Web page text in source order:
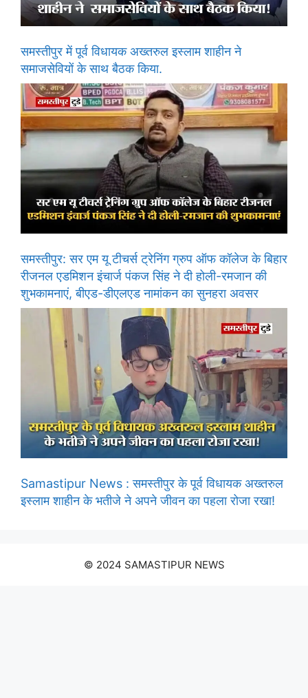
समस्तीपुर में पूर्व विधायक अख्तरुल इस्लाम शाहीन ने
समाजसेवियों के साथ बैठक किया.
समस्तीपुर: सर एम यू टीचर्स ट्रेनिंग ग्रुप ऑफ कॉलेज के बिहार
रीजनल एडमिशन इंचार्ज पंकज सिंह ने दी होली-रमजान की
शुभकामनाएं, बीएड-डीएलएड नामांकन का सुनहरा अवसर
Samastipur News : समस्तीपुर के पूर्व विधायक अख्तरुल
इस्लाम शाहीन के भतीजे ने अपने जीवन का पहला रोजा रखा!
© 2024 SAMASTIPUR NEWS